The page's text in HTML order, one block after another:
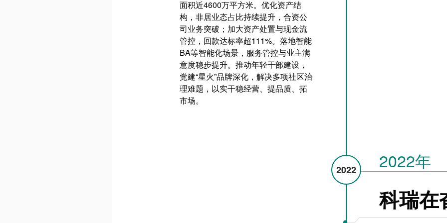
面积近4600万平方米。优化资产结
构，非居业态占比持续提升，合资公
司业务突破；加大资产处置与现金流
管控，回款达标率超111%。落地智能
BA等智能化场景，服务管控与业主满
意度稳步提升。推动年轻干部建设，
党建“星火”品牌深化，解决多项社区治
理难题，以实干稳经营、提品质、拓
市场。
2022 2022年
科瑞在